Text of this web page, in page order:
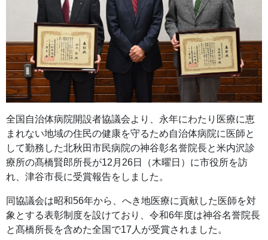
全国自治体病院開設者協議会より、永年にわたり医療に恵
まれない地域の住民の健康を守るため自治体病院に医師と
して勤務した北秋田市民病院の神谷彰名誉院長と米内沢診
療所の髙橋賢郎所長が12月26日（木曜日）に市役所を訪
れ、津谷市長に受賞報告をしました。
同協議会は昭和56年から、へき地医療に貢献した医師を対
象とする表彰制度を設けており、令和6年度は神谷名誉院長
と髙橋所長を含めた全国で17人が受賞されました。